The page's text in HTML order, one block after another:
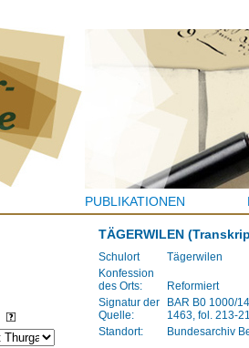
PUBLIKATIONEN
TÄGERWILEN
Schulort
Tägerwilen
Konfession
des Orts:
Reformiert
Signatur der
Quelle:
BAR B0 1000/
1463, fol. 213-
Standort:
Bundesarchiv